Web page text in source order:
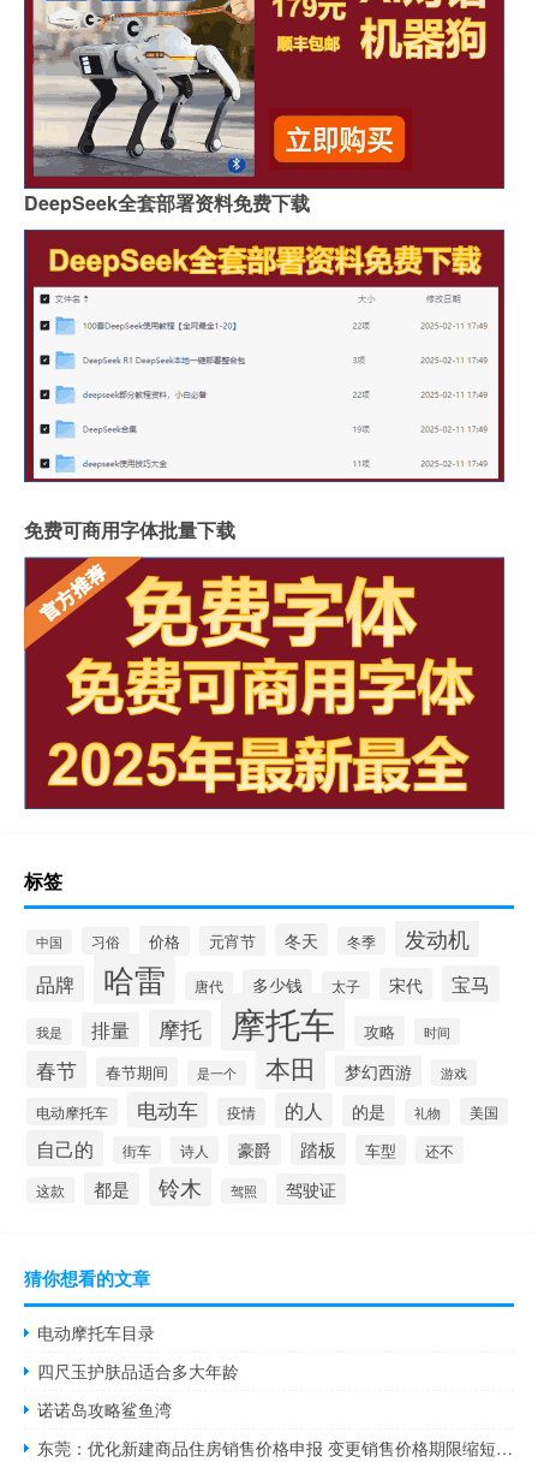
DeepSeek全套部署资料免费下载
免费可商用字体批量下载
标签
中国 习俗 价格 元宵节 冬天 冬季 发动机
品牌 哈雷 唐代 多少钱 太子 宋代 宝马
我是 排量 摩托 摩托车 攻略 时间
春节 春节期间 是一个 本田 梦幻西游 游戏
电动摩托车 电动车 疫情 的人 的是 礼物 美国
自己的 街车 诗人 豪爵 踏板 车型 还不
这款 都是 铃木 驾照 驾驶证
猜你想看的文章
电动摩托车目录
四尺玉护肤品适合多大年龄
诺诺岛攻略鲨鱼湾
东莞：优化新建商品住房销售价格申报 变更销售价格期限缩短至30天